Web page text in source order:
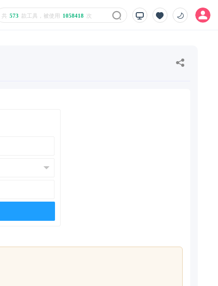
共 573 款工具，被使用 1058418 次